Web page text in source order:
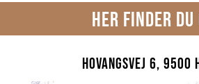
HER FINDER DU
Hovangsvej 6, 9500